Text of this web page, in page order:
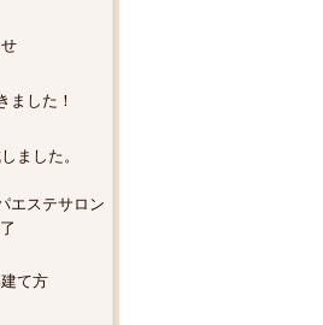
ました！
ました。
エステサロン
て方